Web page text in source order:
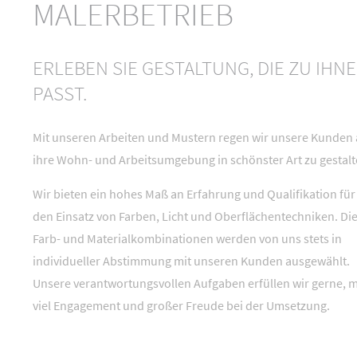
MALERBETRIEB
ERLEBEN SIE GESTALTUNG, DIE ZU
PASST.
Mit unseren Arbeiten und Mustern regen wir unsere Kunden
ihre Wohn- und Arbeitsumgebung in schönster Art zu
Wir bieten ein hohes Maß an Erfahrung und Qualifikation für
den Einsatz von Farben, Licht und Oberflächentechniken. Die
Farb- und Materialkombinationen werden von uns stets in
individueller Abstimmung mit unseren Kunden ausgewählt.
Unsere verantwortungsvollen Aufgaben erfüllen wir gerne,
viel Engagement und großer Freude bei der Umsetzung.